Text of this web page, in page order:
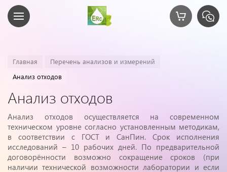
Главная
Перечень анализов и измерений
Анализ отходов
Анализ отходов
Анализ отходов осуществляется на современном
техническом уровне согласно установленным методикам,
в соответствии с ГОСТ и СанПин. Срок исполнения
исследований – 10 рабочих дней. По предварительной
договорённости возможно сокращение сроков (при
наличии технической возможности лаборатории и если